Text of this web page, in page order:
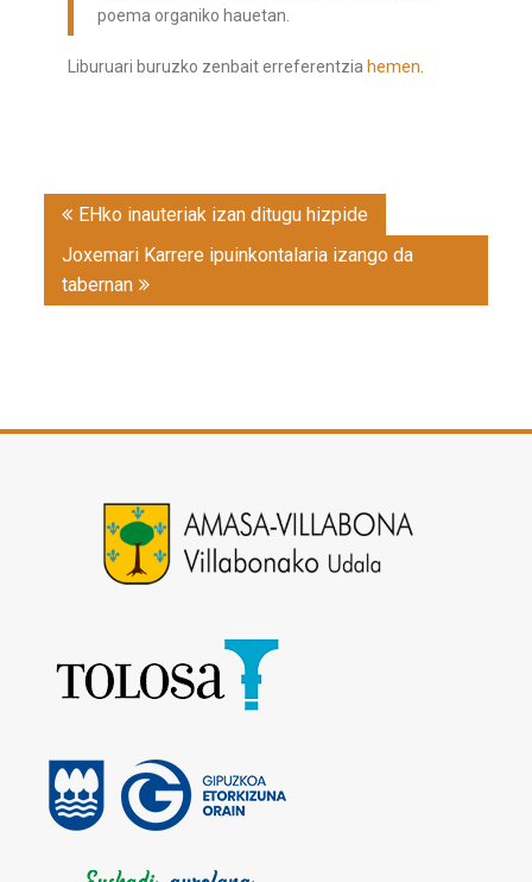
poema organiko hauetan.
Liburuari buruzko zenbait erreferentzia hemen
Post
navigation
EHko inauteriak izan ditugu hizpide
Joxemari Karrere ipuinkontalaria izango da
tabernan